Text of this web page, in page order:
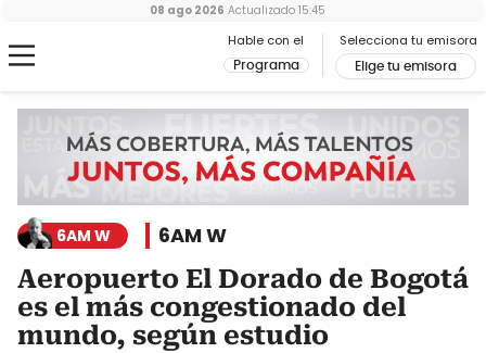
Hable con el
Programa
Selecciona tu emisora
Elige tu emisora
08 ago 2026 Actualizado 15:45
6AM W 6AM W
Aeropuerto El Dorado de Bogotá
es el más congestionado del
mundo, según estudio